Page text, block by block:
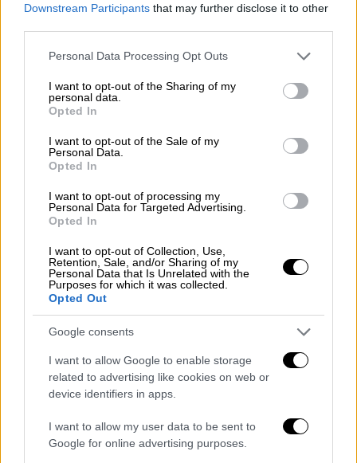
Downstream Participants that may further disclose it to other
Please note that this website/app uses one or more Google
not limited to your visit or usage behaviour. You may click to
grant or deny consent to Google and its third-party tags to
use your data for below specified purposes in below Google
consent section.
Personal Data Processing Opt Outs
I want to opt-out of the Sharing of my
personal data.
Opted In
I want to opt-out of the Sale of my
Personal Data.
Opted In
I want to opt-out of processing my
Personal Data for Targeted Advertising.
Opted In
I want to opt-out of Collection, Use,
Retention, Sale, and/or Sharing of my
Personal Data that Is Unrelated with the
Purposes for which it was collected.
Opted Out
Google consents
I want to allow Google to enable storage
related to advertising like cookies on web or
device identifiers in apps.
I want to allow my user data to be sent to
Google for online advertising purposes.
«Καθόταν ήσυχα σαν άνθρωπος» - Viral
το βίντεο με τη διάσωση δελφινιού που
πιάστηκε στα δίχτυα ψαράδων στην
Κάλυμνο
Οι ψαράδες φρόντισαν να απευλευθερώσουν
άμεσα το μικρό δελφίνι που πιάστηκε στα
δίχτυα τους